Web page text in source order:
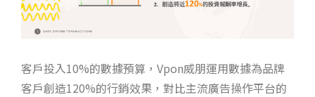
客戶投入10%的數據預算，Vpon威朋運用數據為品牌
客戶創造120%的行銷效果，對比主流廣告操作平台的